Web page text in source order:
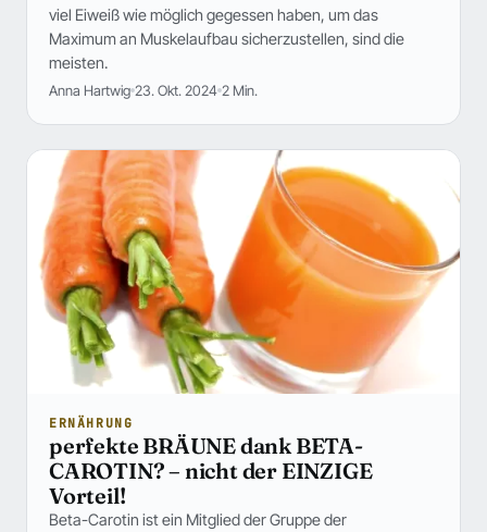
viel Eiweiß wie möglich gegessen haben, um das
Maximum an Muskelaufbau sicherzustellen, sind die
meisten.
Anna Hartwig 23. Okt. 2024 2 Min.
ERNÄHRUNG
perfekte BRÄUNE dank BETA-
CAROTIN? – nicht der EINZIGE
Vorteil!
Beta-Carotin ist ein Mitglied der Gruppe der